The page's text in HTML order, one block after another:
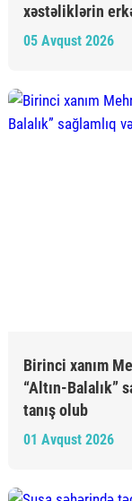
xəstəliklərin
05 Avqust 2026
Birinci xanım
“Altın-Balalık”
tanış olub
01 Avqust 2026